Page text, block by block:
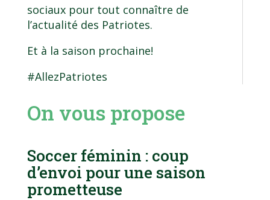
sociaux pour tout connaître de
l’actualité des Patriotes.
Et à la saison prochaine!
#AllezPatriotes
On vous propose
Soccer féminin : coup
d’envoi pour une saison
prometteuse